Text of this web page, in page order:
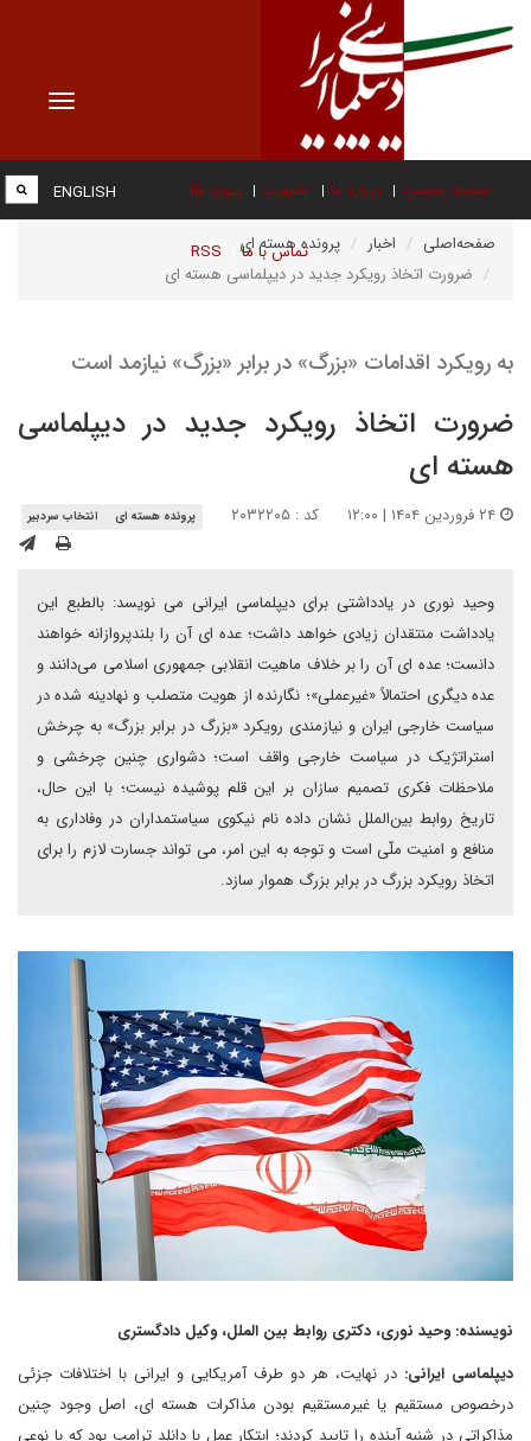
Toggle
صفحه نخست درباره ما عضویت پیوند ها
تماس با ما RSS
ENGLISH
صفحه‌اصلی اخبار
پرونده هسته ای
ضرورت اتخاذ رویکرد جدید در دیپلماسی هسته ای
به رویکرد اقدامات «بزرگ» در برابر «بزرگ» نیازمد است
ضرورت اتخاذ رویکرد جدید در دیپلماسی
هسته ای
کد : ۲۰۳۲۲۰۵ پرونده هسته ای انتخاب سردبیر
وحید نوری در یادداشتی برای دیپلماسی ایرانی می نویسد: بالطبع این
یادداشت منتقدان زیادی خواهد داشت؛ عده ای آن را بلندپروازانه خواهند
دانست؛ عده ای آن را بر خلاف ماهیت انقلابی جمهوری اسلامی می‌دانند و
عده دیگری احتمالاً «غیرعملی»؛ نگارنده از هویت متصلب و نهادینه شده در
سیاست خارجی ایران و نیازمندی رویکرد «بزرگ در برابر بزرگ» به چرخش
استراتژیک در سیاست خارجی واقف است؛ دشواری چنین چرخشی و
ملاحظات فکری تصمیم سازان بر این قلم پوشیده نیست؛ با این حال،
تاریخ روابط بین‌الملل نشان داده نام نیکوی سیاستمداران در وفاداری به
منافع و امنیت ملّی است و توجه به این امر، می تواند جسارت لازم را برای
اتخاذ رویکرد بزرگ در برابر بزرگ هموار سازد.
نویسنده: وحید نوری، دکتری روابط بین الملل، وکیل دادگستری
دیپلماسی ایرانی: در نهایت، هر دو طرف آمریکایی و ایرانی با اختلافات جزئی
درخصوص مستقیم یا غیرمستقیم بودن مذاکرات هسته ای، اصل وجود چنین
مذاکراتی در شنبه آینده را تایید کردند؛ ابتکار عمل با دانلد ترامپ بود که با نوعی